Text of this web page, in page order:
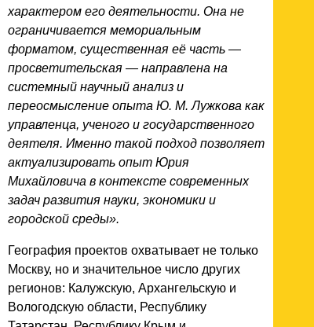
характером его деятельности. Она не
ограничивается мемориальным
форматом, существенная её часть —
просветительская — направлена на
системный научный анализ и
переосмысление опыта Ю. М. Лужкова как
управленца, ученого и государственного
деятеля. Именно такой подход позволяет
актуализировать опыт Юрия
Михайловича в контексте современных
задач развития науки, экономики и
городской среды».
География проектов охватывает не только
Москву, но и значительное число других
регионов: Калужскую, Архангельскую и
Вологодскую области, Республику